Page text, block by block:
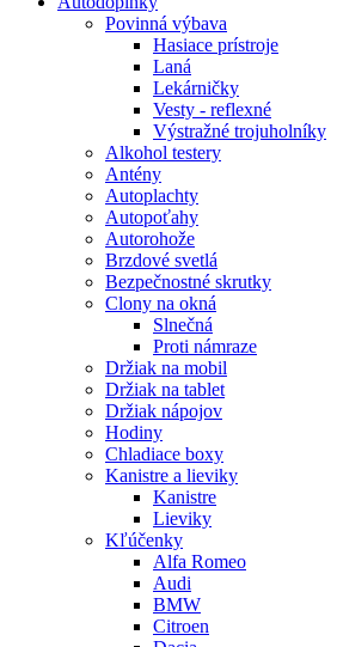
Povinná výbava
Hasiace prístroje
Laná
Lekárničky
Vesty - reflexné
Výstražné trojuholníky
Alkohol testery
Antény
Autoplachty
Autopoťahy
Autorohože
Brzdové svetlá
Bezpečnostné skrutky
Clony na okná
Slnečná
Proti námraze
Držiak na mobil
Držiak na tablet
Držiak nápojov
Hodiny
Chladiace boxy
Kanistre a lieviky
Kanistre
Lieviky
Kľúčenky
Alfa Romeo
Audi
BMW
Citroen